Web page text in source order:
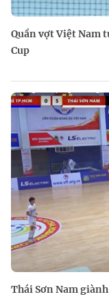
Quần vợt Việt Nam
Cup
Thái Sơn Nam